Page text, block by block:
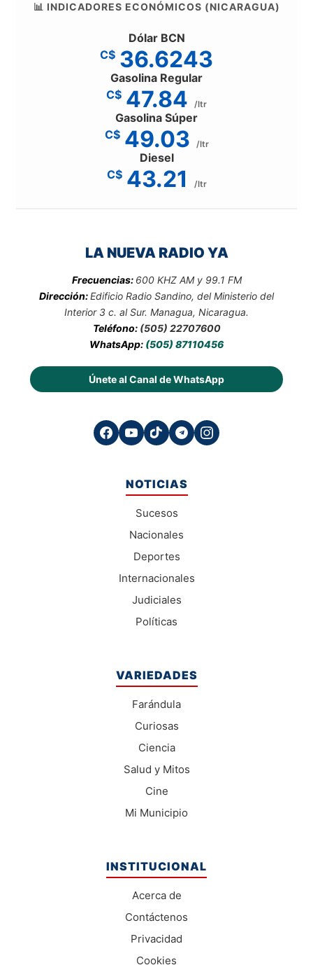
📊 INDICADORES ECONÓMICOS (NICARAGUA)
Dólar BCN
C$ 36.6243
Gasolina Regular
C$ 47.84 /ltr
Gasolina Súper
C$ 49.03 /ltr
Diesel
C$ 43.21 /ltr
LA NUEVA RADIO YA
Frecuencias: 600 KHZ AM y 99.1 FM
Dirección:Edificio Radio Sandino, del Ministerio del
Interior 3 c. al Sur. Managua, Nicaragua.
Teléfono: (505) 22707600
WhatsApp: (505) 87110456
Únete al Canal de WhatsApp
NOTICIAS
Sucesos
Nacionales
Deportes
Internacionales
Judiciales
Políticas
VARIEDADES
Farándula
Curiosas
Ciencia
Salud y Mitos
Cine
Mi Municipio
INSTITUCIONAL
Acerca de
Contáctenos
Privacidad
Cookies